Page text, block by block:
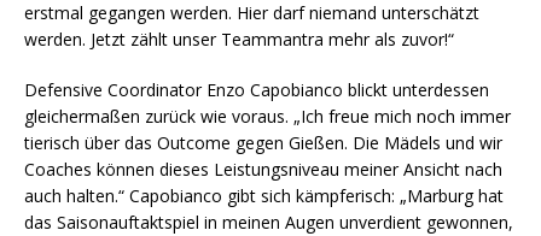
erstmal gegangen werden. Hier darf niemand unterschätzt
werden. Jetzt zählt unser Teammantra mehr als zuvor!“
Defensive Coordinator Enzo Capobianco blickt unterdessen
gleichermaßen zurück wie voraus. „Ich freue mich noch immer
tierisch über das Outcome gegen Gießen. Die Mädels und wir
Coaches können dieses Leistungsniveau meiner Ansicht nach
auch halten.“ Capobianco gibt sich kämpferisch: „Marburg hat
das Saisonauftaktspiel in meinen Augen unverdient gewonnen,